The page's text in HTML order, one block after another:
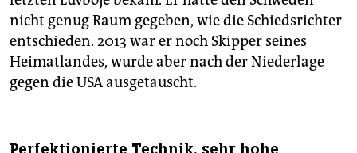
nicht genug Raum gegeben, wie die Schiedsrichter
entschieden. 2013 war er noch Skipper seines
Heimatlandes, wurde aber nach der Niederlage
gegen die USA ausgetauscht.